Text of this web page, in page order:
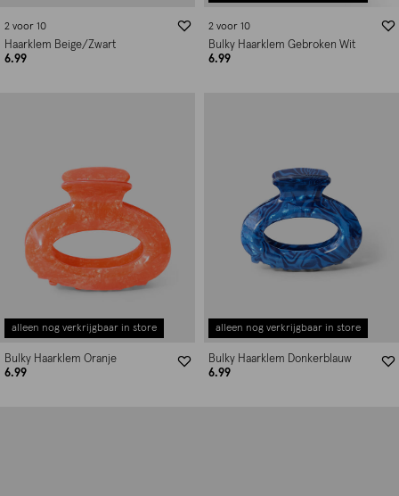
2 voor 10
Haarklem Beige/Zwart
6.99
2 voor 10
Bulky Haarklem Gebroken Wit
6.99
alleen nog verkrijgbaar in store
Bulky Haarklem Oranje
6.99
alleen nog verkrijgbaar in store
Bulky Haarklem Donkerblauw
6.99